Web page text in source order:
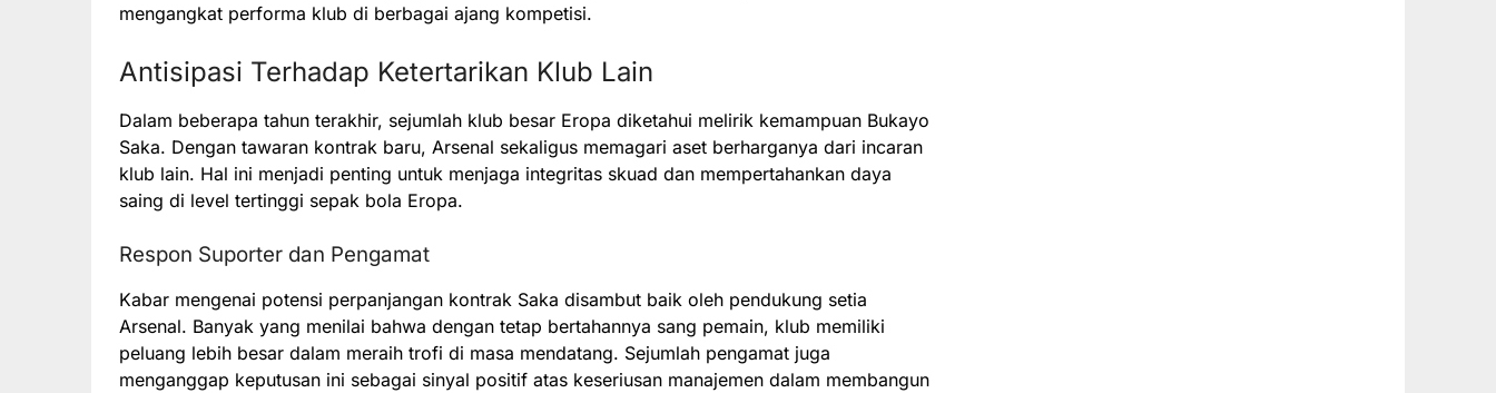
mengangkat performa klub di berbagai ajang kompetisi.
Antisipasi Terhadap Ketertarikan Klub Lain
Dalam beberapa tahun terakhir, sejumlah klub besar Eropa diketahui melirik kemampuan Bukayo
Saka. Dengan tawaran kontrak baru, Arsenal sekaligus memagari aset berharganya dari incaran
klub lain. Hal ini menjadi penting untuk menjaga integritas skuad dan mempertahankan daya
saing di level tertinggi sepak bola Eropa.
Respon Suporter dan Pengamat
Kabar mengenai potensi perpanjangan kontrak Saka disambut baik oleh pendukung setia
Arsenal. Banyak yang menilai bahwa dengan tetap bertahannya sang pemain, klub memiliki
peluang lebih besar dalam meraih trofi di masa mendatang. Sejumlah pengamat juga
menganggap keputusan ini sebagai sinyal positif atas keseriusan manajemen dalam membangun